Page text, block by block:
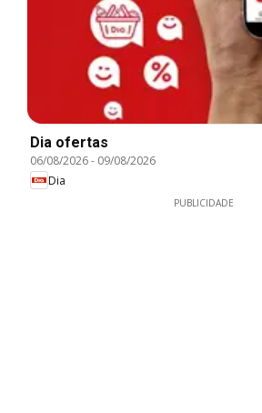
Dia ofertas
06/08/2026- 09/08/2026
Dia
PUBLICIDADE